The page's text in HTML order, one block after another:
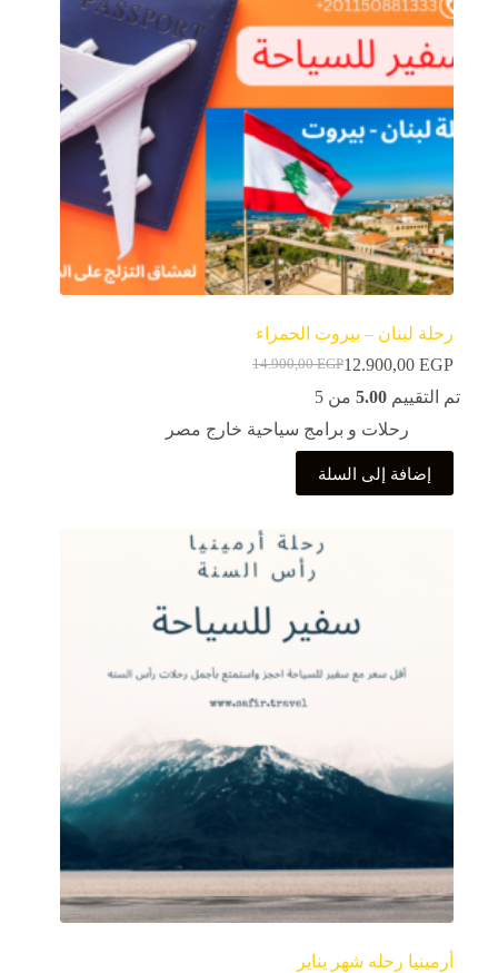
رحلة لبنان – بيروت الحمراء
14.900,00EGP
السعر
الأصلي
14.900,00 EGP.
12.900,00 EGP
السعر
الحالي
12.900,00 EGP.
تم التقييم 5.00من 5
رحلات و برامج سياحية خارج مصر
إضافة إلى السلة
أرمينيا رحله شهر يناير